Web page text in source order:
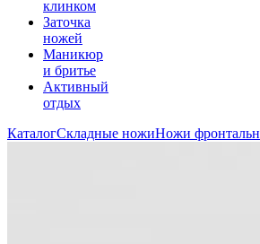
клинком
Заточка
ножей
Маникюр
и бритье
Активный
отдых
КаталогСкладные ножиНожи